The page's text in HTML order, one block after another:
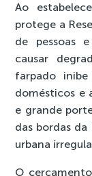
Ao
protege a
de pessoas
causar
farpado
domésticos e
e grande
das bordas da
urbana
O